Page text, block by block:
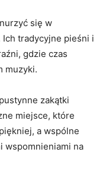
się w
tradycyjne pieśni i
gdzie‌ czas
muzyki.
zakątki
miejsce, które
a wspólne
wspomnieniami na